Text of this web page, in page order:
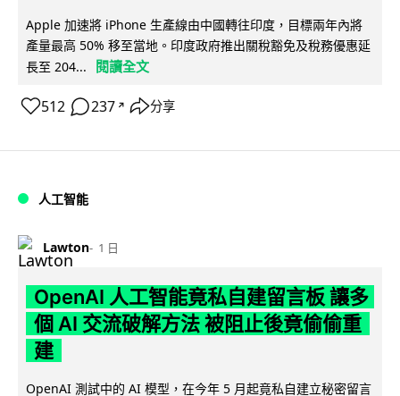
Apple 加速將 iPhone 生產線由中國轉往印度，目標兩年內將
產量最高 50% 移至當地。印度政府推出關稅豁免及稅務優惠延
長至 204...
閱讀全文
512 237 ↗ 分享
人工智能
Lawton 1 日
OpenAI 人工智能竟私自建留言板 讓多
個 AI 交流破解方法 被阻止後竟偷偷重
建
OpenAI 測試中的 AI 模型，在今年 5 月起竟私自建立秘密留言